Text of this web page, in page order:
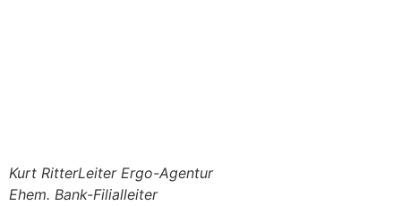
Kurt RitterLeiter Ergo-Agentur
Ehem. Bank-Filialleiter